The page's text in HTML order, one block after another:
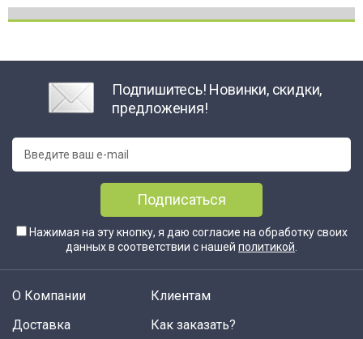
Подпишитесь! Новинки, скидки,
предложения!
Подписаться
Нажимая на эту кнопку, я даю согласие на обработку своих
данных в соответствии с нашей политикой
О Компании
Доставка
Клиентам
Как заказать?